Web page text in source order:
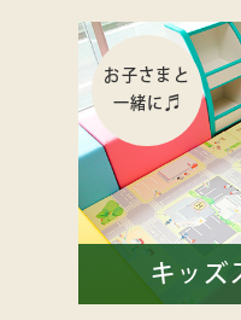
お子さまと
一緒に♬
キッズ